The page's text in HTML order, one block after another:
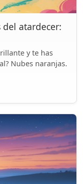
del atardecer:
y te has
Nubes naranjas.